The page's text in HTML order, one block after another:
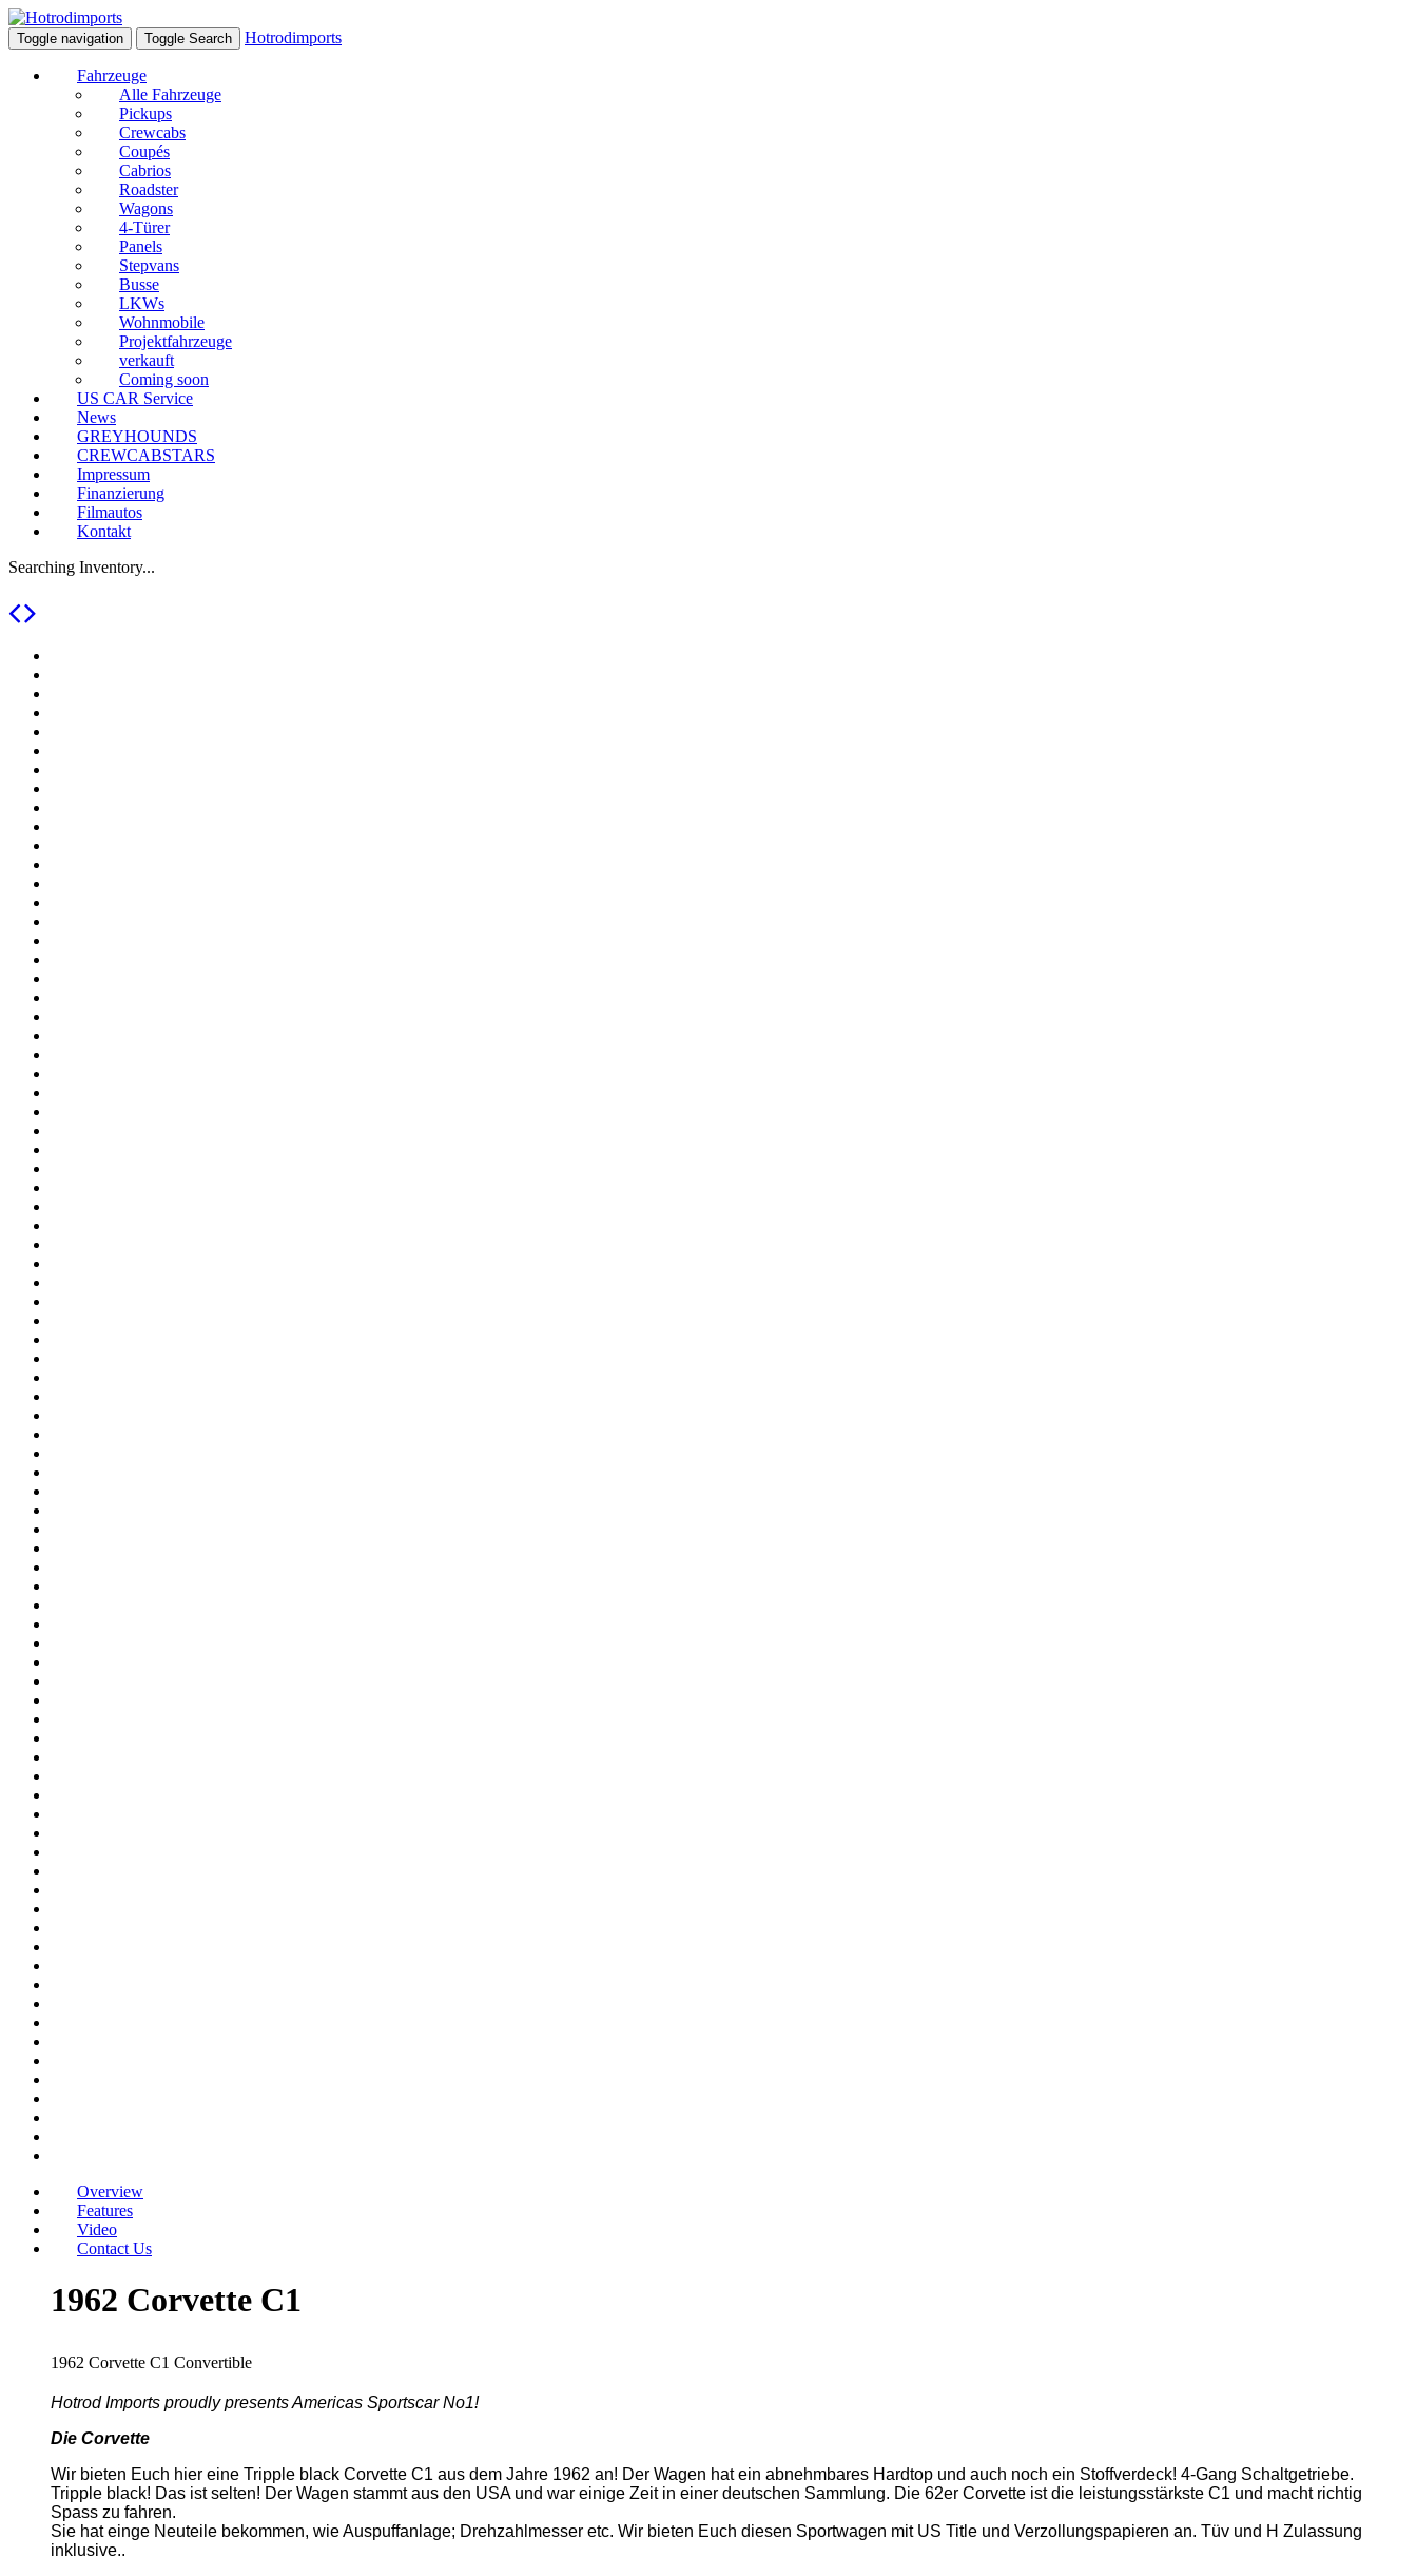
Toggle navigation Toggle Search Hotrodimports
Fahrzeuge
Alle Fahrzeuge
Pickups
Crewcabs
Coupés
Cabrios
Roadster
Wagons
4-Türer
Panels
Stepvans
Busse
LKWs
Wohnmobile
Projektfahrzeuge
verkauft
Coming soon
US CAR Service
News
GREYHOUNDS
CREWCABSTARS
Impressum
Finanzierung
Filmautos
Kontakt
Searching Inventory...
Overview
Features
Video
Contact Us
1962 Corvette C1
1962 Corvette C1 Convertible
Hotrod Imports proudly presents Americas Sportscar No1!
Die Corvette
Wir bieten Euch hier eine Tripple black Corvette C1 aus dem Jahre 1962 an! Der Wagen hat ein abnehmbares Hardtop und auch noch ein Stoffverdeck! 4-Gang Schaltgetriebe.
Tripple black! Das ist selten! Der Wagen stammt aus den USA und war einige Zeit in einer deutschen Sammlung. Die 62er Corvette ist die leistungsstärkste C1 und macht richtig
Spass zu fahren.
Sie hat einge Neuteile bekommen, wie Auspuffanlage; Drehzahlmesser etc. Wir bieten Euch diesen Sportwagen mit US Title und Verzollungspapieren an. Tüv und H Zulassung
inklusive..